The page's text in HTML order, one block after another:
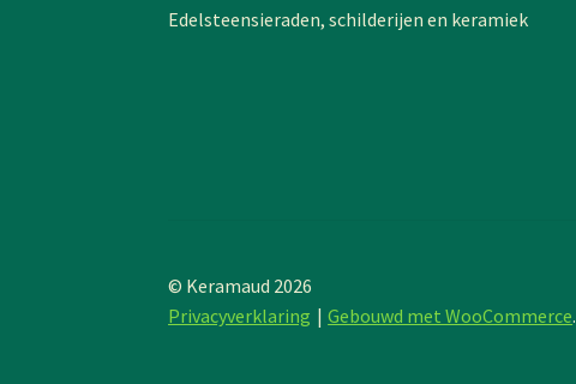
Edelsteensieraden, schilderijen en keramiek
© Keramaud 2026
Privacyverklaring
Gebouwd met WooCommerce.